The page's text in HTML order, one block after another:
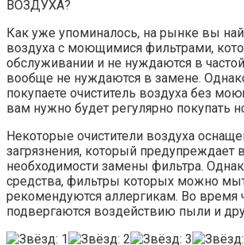
ВОЗДУХА?
Как уже упоминалось, на рынке вы
воздуха с моющимися фильтрами,
обслуживании и не нуждаются в
вообще не нуждаются в замене.
покупаете очиститель воздуха без
вам нужно будет регулярно покупать
Некоторые очистители воздуха
загрязнения, который предупреждает
необходимости замены фильтра.
средства, фильтры которых можно
рекомендуются аллергикам. Во время
подвергаются воздействию пыли и